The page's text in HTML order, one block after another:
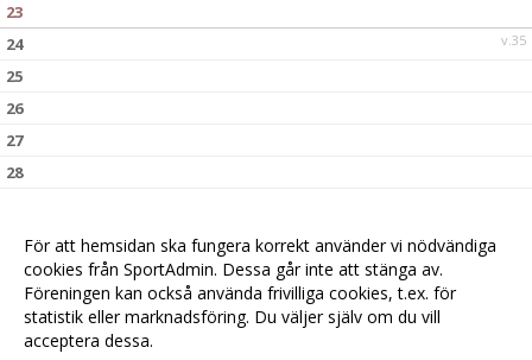
23
v.35
24
25
26
27
28
För att hemsidan ska fungera korrekt använder vi nödvändiga
cookies från SportAdmin. Dessa går inte att stänga av.
Föreningen kan också använda frivilliga cookies, t.ex. för
statistik eller marknadsföring. Du väljer själv om du vill
acceptera dessa.